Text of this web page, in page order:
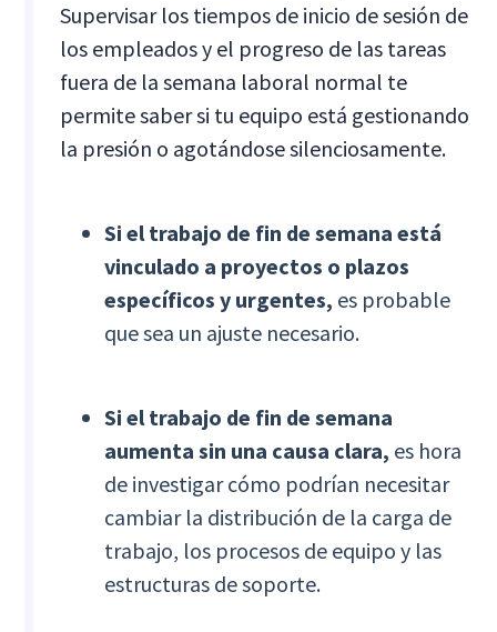
Supervisar los tiempos de inicio de sesión de
los empleados y el progreso de las tareas
fuera de la semana laboral normal te
permite saber si tu equipo está gestionando
la presión o agotándose silenciosamente.
Si el trabajo de fin de semana está
vinculado a proyectos o plazos
específicos y urgentes, es probable
que sea un ajuste necesario.
Si el trabajo de fin de semana
aumenta sin una causa clara, es hora
de investigar cómo podrían necesitar
cambiar la distribución de la carga de
trabajo, los procesos de equipo y las
estructuras de soporte.